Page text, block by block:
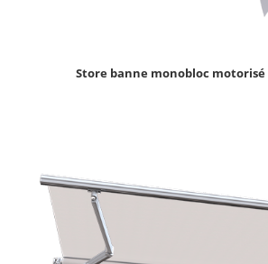
Store banne monobloc